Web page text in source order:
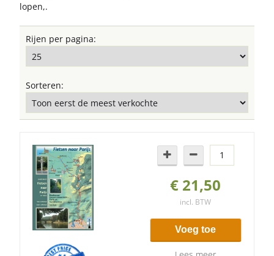
lopen,.
Rijen per pagina:
Sorteren:
€ 21,50
incl. BTW
Voeg toe